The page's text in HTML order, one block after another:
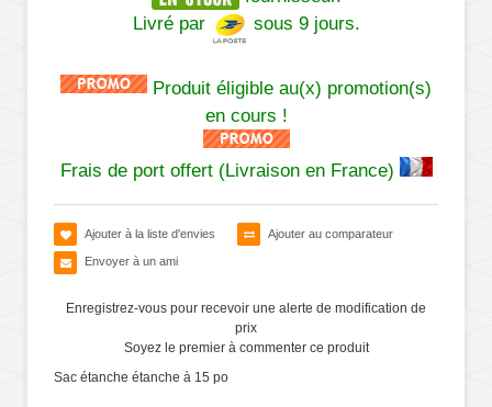
Livré par
sous 9 jours.
Produit éligible au(x) promotion(s)
en cours !
Frais de port offert (Livraison en France)
Ajouter à la liste d'envies Ajouter au comparateur
Envoyer à un ami
Enregistrez-vous pour recevoir une alerte de modification de
prix
Soyez le premier à commenter ce produit
Sac étanche étanche à 15 po